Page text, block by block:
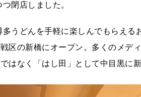
閉店しました。
うどんを手軽に楽しんでもらえ
区の新橋にオープン。多くのメデ
はなく「はし田」として中目黒に